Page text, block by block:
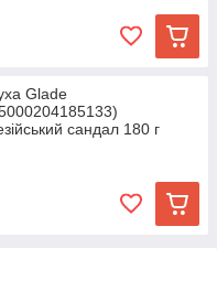
Glade
сандал 180 г